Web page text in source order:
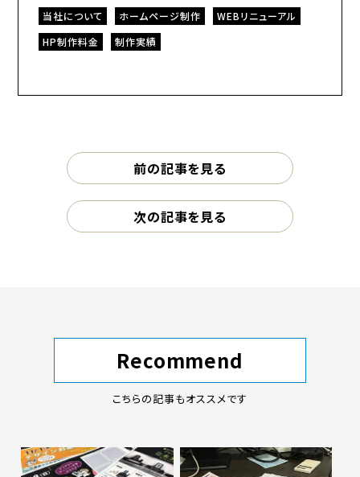
当社について ホームページ制作
WEBリニューアル
HP制作料金
制作実績
前の記事を見る
次の記事を見る
Recommend
こちらの記事もオススメです